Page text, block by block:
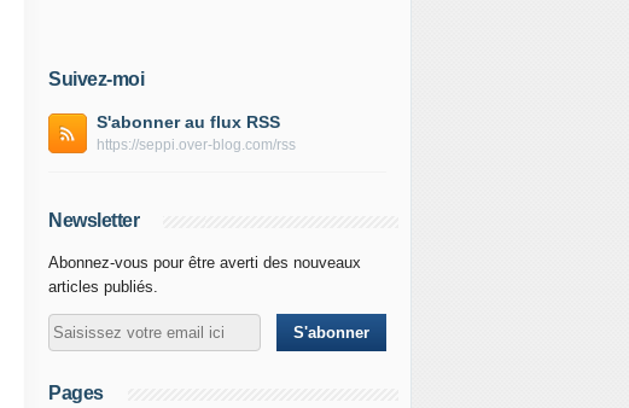
Suivez-moi
S'abonner au flux RSS
https://seppi.over-blog.com/rss
Newsletter
Abonnez-vous pour être averti des nouveaux
articles publiés.
Pages